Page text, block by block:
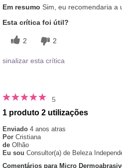
Em resumo Sim, eu recomendaria a
Esta crítica foi útil?
2 2
sinalizar esta crítica
5
1 produto 2 utilizações
Enviado 4 anos atras
Por Cristiana
de Olhão
Eu sou Consultor(a) de Beleza
Comentários para Micro